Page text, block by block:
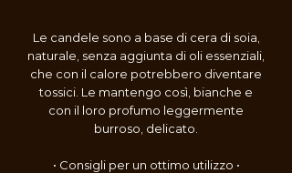
Le candele sono a base di cera di soia,
naturale, senza aggiunta di oli essenziali,
che con il calore potrebbero diventare
tossici. Le mantengo così, bianche e
con il loro profumo leggermente
burroso, delicato.
• Consigli per un ottimo utilizzo •